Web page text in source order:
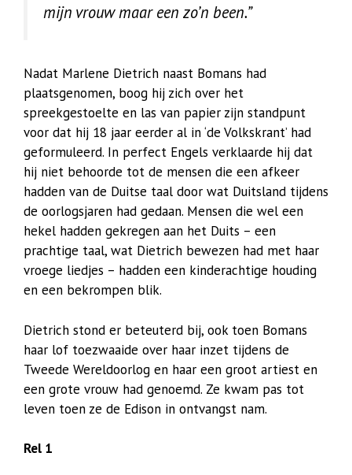
mijn vrouw maar een zo’n been.”
Nadat Marlene Dietrich naast Bomans had
plaatsgenomen, boog hij zich over het
spreekgestoelte en las van papier zijn standpunt
voor dat hij 18 jaar eerder al in ‘de Volkskrant’ had
geformuleerd. In perfect Engels verklaarde hij dat
hij niet behoorde tot de mensen die een afkeer
hadden van de Duitse taal door wat Duitsland tijdens
de oorlogsjaren had gedaan. Mensen die wel een
hekel hadden gekregen aan het Duits – een
prachtige taal, wat Dietrich bewezen had met haar
vroege liedjes – hadden een kinderachtige houding
en een bekrompen blik.
Dietrich stond er beteuterd bij, ook toen Bomans
haar lof toezwaaide over haar inzet tijdens de
Tweede Wereldoorlog en haar een groot artiest en
een grote vrouw had genoemd. Ze kwam pas tot
leven toen ze de Edison in ontvangst nam.
Rel 1